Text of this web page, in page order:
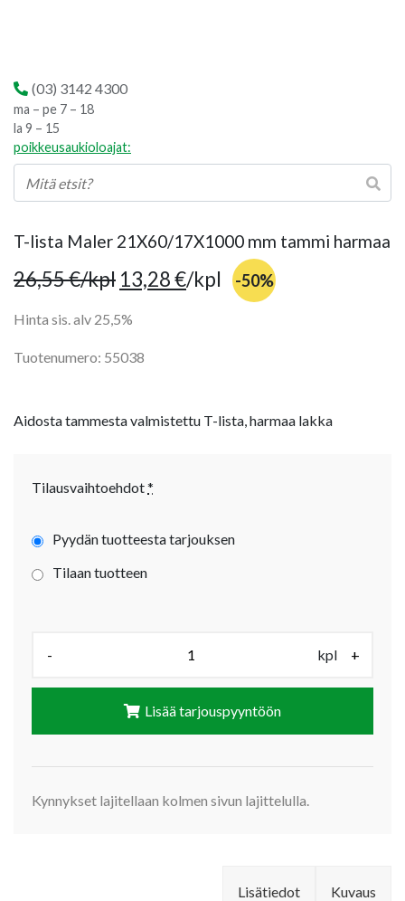
(03) 3142 4300
ma – pe 7 – 18
la 9 – 15
poikkeusaukioloajat:
T-lista Maler 21X60/17X1000 mm tammi harmaa
26,55€/kpl 13,28€/kpl -50%
Hinta sis. alv 25,5%
Tuotenumero: 55038
Aidosta tammesta valmistettu T-lista, harmaa lakka
Tilausvaihtoehdot*
Pyydän tuotteesta tarjouksen
Tilaan tuotteen
- kpl +
Lisää tarjouspyyntöön
Kynnykset lajitellaan kolmen sivun lajittelulla.
Kuvaus
Lisätiedot